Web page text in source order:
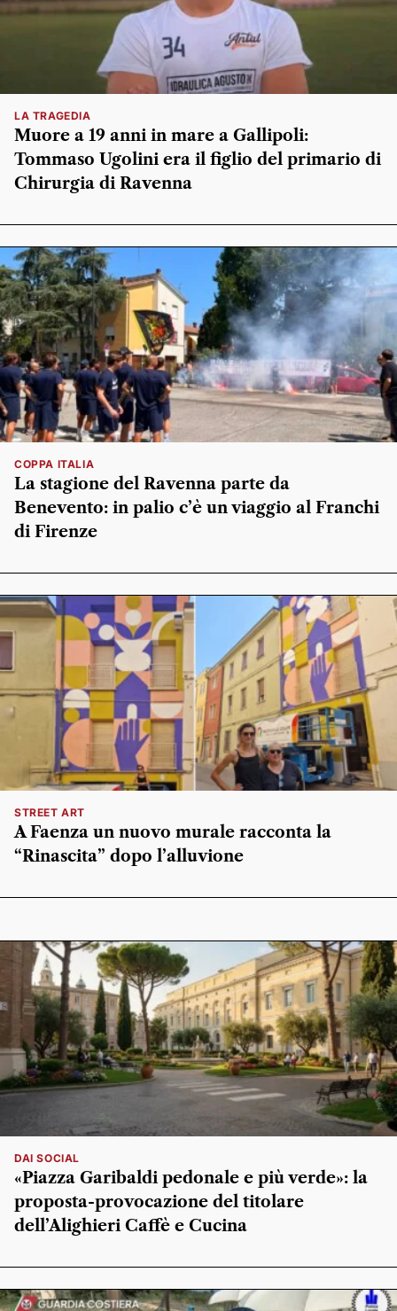
LA TRAGEDIA
Muore a 19 anni in mare a Gallipoli:
Tommaso Ugolini era il figlio del primario di
Chirurgia di Ravenna
COPPA ITALIA
La stagione del Ravenna parte da
Benevento: in palio c’è un viaggio al Franchi
di Firenze
STREET ART
A Faenza un nuovo murale racconta la
“Rinascita” dopo l’alluvione
DAI SOCIAL
«Piazza Garibaldi pedonale e più verde»: la
proposta-provocazione del titolare
dell’Alighieri Caffè e Cucina